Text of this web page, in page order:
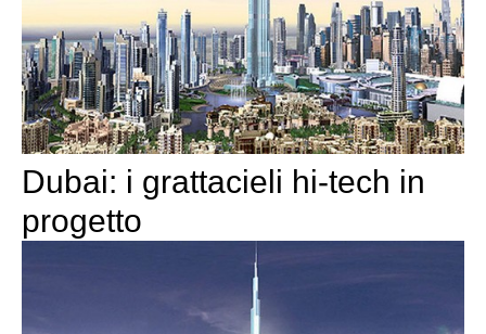
Dubai: i grattacieli hi-tech in
progetto